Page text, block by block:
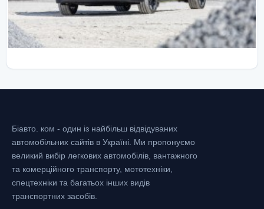
Біавто. ком - один із найбільш відвідуваних
автомобільних сайтів в Україні. Ми пропонуємо
великий вибір легкових автомобілів, вантажного
та комерційного транспорту, мототехніки,
спецтехніки та багатьох інших видів
транспортних засобів.